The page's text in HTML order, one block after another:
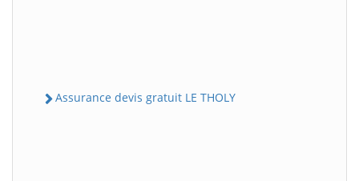
Assurance devis gratuit LE THOLY